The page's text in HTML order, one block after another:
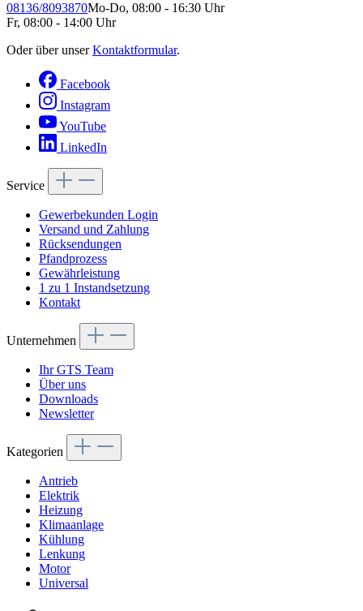
08136/8093870Mo-Do, 08:00 - 16:30 Uhr
Fr, 08:00 - 14:00 Uhr
Oder über unserKontaktformular.
Facebook
Instagram
YouTube
LinkedIn
Service
Gewerbekunden Login
Versand und Zahlung
Rücksendungen
Pfandprozess
Gewährleistung
1 zu 1 Instandsetzung
Kontakt
Unternehmen
Ihr GTS Team
Über uns
Downloads
Newsletter
Kategorien
Antrieb
Elektrik
Heizung
Klimaanlage
Kühlung
Lenkung
Motor
Universal